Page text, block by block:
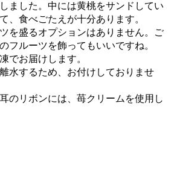
ました。中には黄桃をサンドしてい
、食べごたえが十分あります。
を盛るオプションはありません。ご
フルーツを飾ってもいいですね。
でお届けします。
水するため、お付けしておりませ
のリボンには、苺クリームを使用し